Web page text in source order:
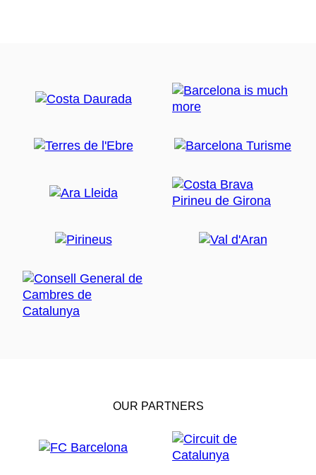
OUR PARTNERS